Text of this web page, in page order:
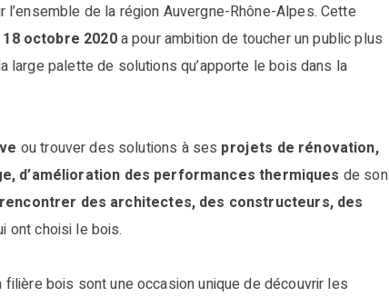
de la région Auvergne-Rhône-Alpes. Cette
octobre 2020a pour ambition de toucher un public plus
large palette de solutions qu’apporte le bois dans la
ou trouver des solutions à ses projets de rénovation,
d’amélioration des performances thermiques de son
rencontrer des architectes, des constructeurs, des
ont choisi le bois.
bois sont une occasion unique de découvrir les